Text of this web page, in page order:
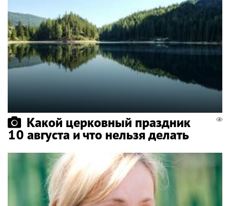
Какой церковный праздник
10 августа и что нельзя делать